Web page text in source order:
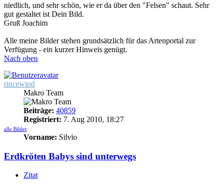
niedlich, und sehr schön, wie er da über den "Felsen" schaut. Sehr
gut gestaltet ist Dein Bild.
Gruß Joachim
Alle meine Bilder stehen grundsätzlich für das Artenportal zur
Verfügung - ein kurzer Hinweis genügt.
Nach oben
rincewind
Makro Team
Beiträge: 40859
Registriert: 7. Aug 2010, 18:27
alle Bilder
Vorname: Silvio
Erdkröten Babys sind unterwegs
Zitat